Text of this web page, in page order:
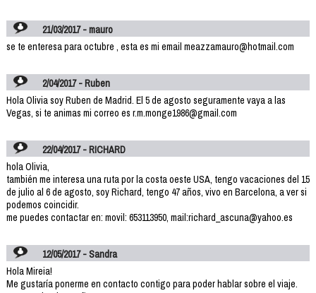
21/03/2017 - mauro
se te enteresa para octubre , esta es mi email meazzamauro@hotmail.com
2/04/2017 - Ruben
Hola Olivia soy Ruben de Madrid. El 5 de agosto seguramente vaya a las
Vegas, si te animas mi correo es r.m.monge1986@gmail.com
22/04/2017 - RICHARD
hola Olivia,
también me interesa una ruta por la costa oeste USA, tengo vacaciones del 15
de julio al 6 de agosto, soy Richard, tengo 47 años, vivo en Barcelona, a ver si
podemos coincidir.
me puedes contactar en: movil: 653113950, mail:richard_ascuna@yahoo.es
12/05/2017 - Sandra
Hola Mireia!
Me gustaría ponerme en contacto contigo para poder hablar sobre el viaje.